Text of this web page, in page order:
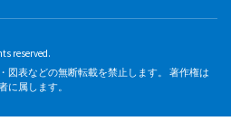
reserved.
図表などの無断転載を禁止します。 著作権は
に属します。